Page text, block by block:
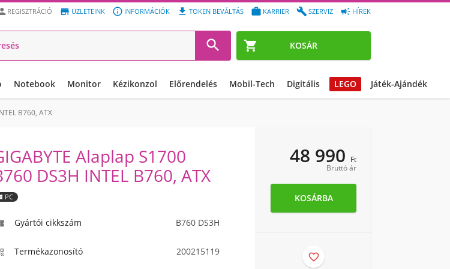
 KOSÁR
 HÍREK
 SZERVIZ
 KARRIER
 TOKEN BEVÁLTÁS
 INFORMÁCIÓK
 ÜZLETEINK
REGISZTRÁCIÓ

Notebook Monitor Kézikonzol Előrendelés Mobil-Tech Digitális LEGO Játék-Ajándék
B760, ATX
Alaplap S1700
DS3H INTEL B760, ATX
PC
Gyártói cikkszám B760 DS3H
Termékazonosító 200215119
48 990 Ft
Bruttó ár
KOSÁRBA
